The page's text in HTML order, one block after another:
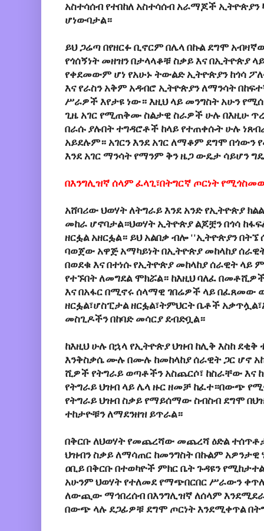
አስተሳሰብ የተበከለ አስተሳሰብ አራማጆች
ሆነውባታል።
ይህ ጋሬጣ በየዘርፉ ቢኖርም በሌላ በኩል ደግሞ
የጎሰኝነት መዘዝን በታላላቆቹ ስቃይ እና በኢትዮጵያ
የቀደመውም ሆነ የአሁኑ ትውልድ ኢትዮጵያን ከጎሳ
እና የራስን አቅም አዳብሮ ኢትዮጵያን ለማንሳት
ሥራዎች እየታዩ ነው። እዚህ ላይ መንግስት አሁን
ጊዜ አገር የሚጠቅሙ ስልታዊ ስራዎች ሁሉ በእዚሁ
በራሱ ያሉበት ተግዳሮቶች ከላይ የተጠቀሱት ሁሉ
አይደሉም። አገርን እንደ አገር ለማቆም ደግሞ በጎውን
እንደ አገር ማንሳት የማንም ቅን ዜጋ ውዴታ ሳይሆን
በእንግሊዝኛ ሰላም ፈላጊ፣በትግርኛ ጦርነት
አሸባሪው ህወሃት ለትግራይ እንደ አንድ የኢትዮጵያ
መከራ ሆኖባታል።ህወሃት ኢትዮጵያ ልጆቿን በጎሳ
ዘርፏል አዘርፏል። ይህ አልበቃ ብሎ ''ኢትዮጵያን በትኜ
ባወጀው አዋጅ አማካይነት በኢትዮጵያ መከላከያ
በወደቁ እና በተነሱ የኢትዮጵያ መከላከያ ሰራዊት
የተኙበት ለመግደል ሞክሯል። ከእዚህ ባለፈ
እና በአፋር በሚኖሩ ሰላማዊ ገበሬዎች ላይ በፈጸመው
ዘርፏል፣ሆስፒታል ዘርፏል፣ትምህርት ቤቶች
መስጊዶችን በከባድ መሳርያ ደብድቧል።
ከእዚህ ሁሉ በኋላ የኢትዮጵያ ህዝብ ከሊቅ እስከ ደቂቅ
እንቅስቃሴ ሙሉ በሙሉ ከመከላከያ ሰራዊት ጋር ሆኖ
ሺዎች የትግራይ ወጣቶችን አስጨርሶ፣ ከስራቸው
የትግራይ ህዝብ ላይ ሌላ ዙር ዘመቻ ከፈተ።በውጭ
የትግራይ ህዝብ ስቃይ የማይሰማው ስብስብ ደግሞ
ተከታዮቹን ለማደንዘዝ ይጥራል።
በቅርቡ ለህወሃት የመጨረሻው መጨረሻ ዕድል
ህዝብን ስቃይ ለማሳጠር ከመንግስት በኩልም
ዐቢይ በቅርቡ በተወካዮች ምክር ቤት ጉዳዩን
አሁንም ህወሃት የተለመደ የማጭበርበር ሥራውን
ለውጪው ማኅበረሰብ በእንግሊዝኛ ለሰላም
በውጭ ላሉ ደጋፊዎቹ ደግሞ ጦርነት እንደሚቀጥል